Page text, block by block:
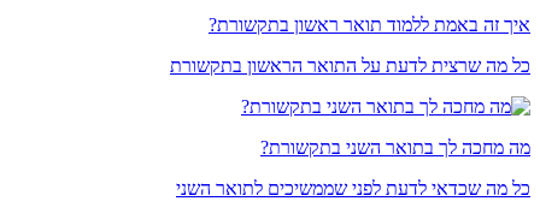
איך זה באמת ללמוד תואר ראשון בתקשורת?
כל מה שרצית לדעת על התואר הראשון בתקשורת
מה מחכה לך בתואר השני בתקשורת?
כל מה שכדאי לדעת לפני שממשיכים לתואר השני